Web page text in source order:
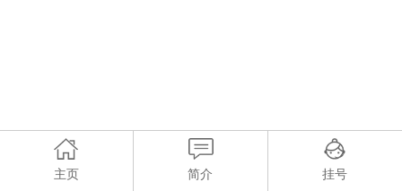
主页 简介 挂号